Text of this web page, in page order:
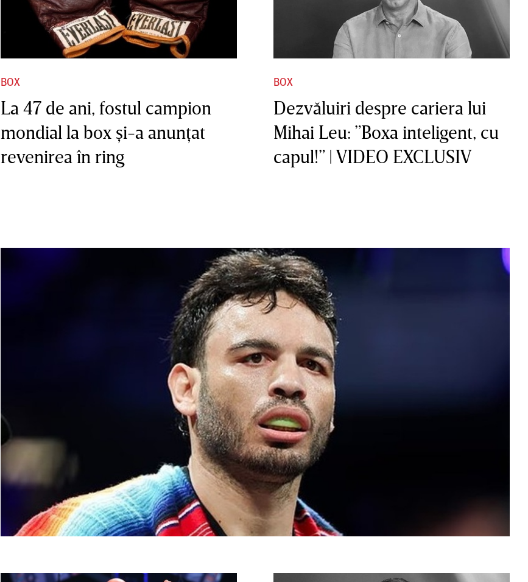
BOX
La 47 de ani, fostul campion
mondial la box şi-a anunţat
revenirea în ring
BOX
Dezvăluiri despre cariera lui
Mihai Leu: ”Boxa inteligent, cu
capul!” | VIDEO EXCLUSIV